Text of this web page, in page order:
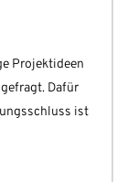
Projektideen
Dafür
ist